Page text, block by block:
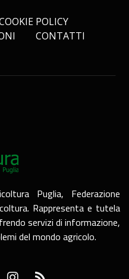
POLICY
CONTATTI
Puglia, Federazione
Rappresenta e tutela
servizi di informazione,
del mondo agricolo.